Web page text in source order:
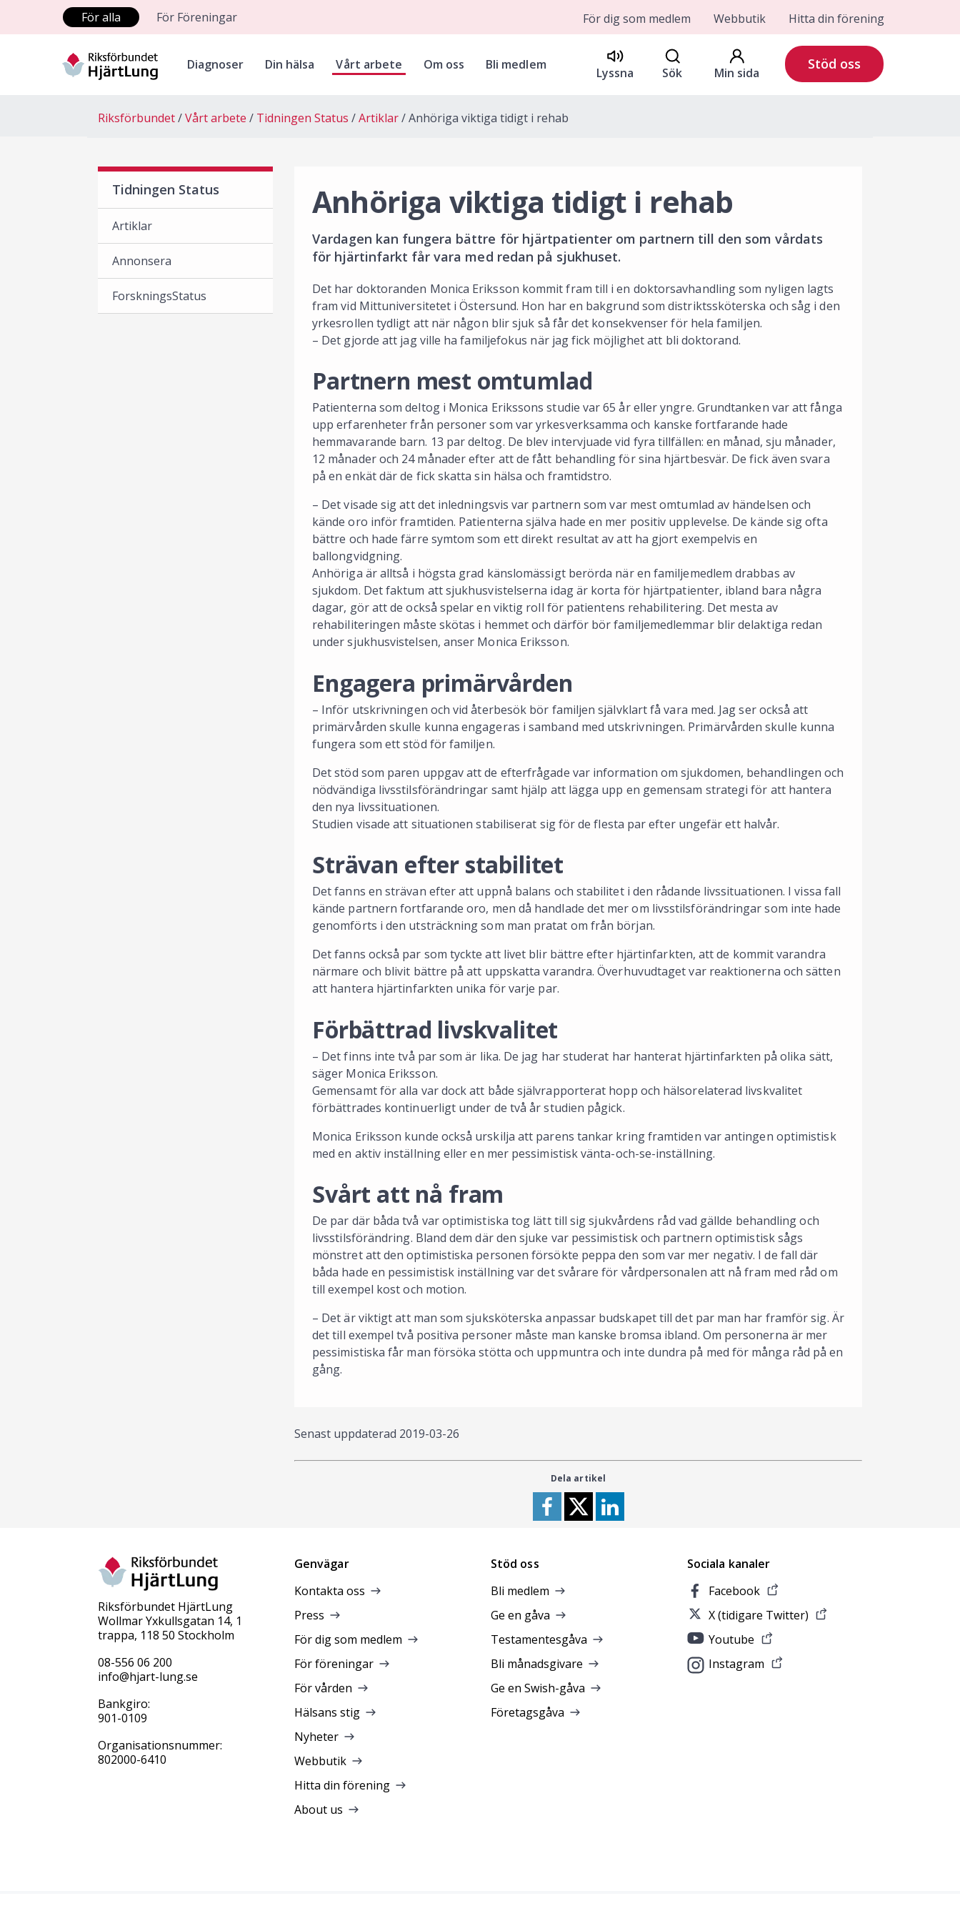
För alla För Föreningar För dig som medlem Webbutik Hitta din förening
Diagnoser Din hälsa Vårt arbete Om oss Bli medlem
Lyssna Sök Min sida
Stöd oss
Riksförbundet Vårt arbete Tidningen Status Artiklar Anhöriga viktiga tidigt i rehab
Tidningen Status
Artiklar
Annonsera
ForskningsStatus
Anhöriga viktiga tidigt i rehab
Vardagen kan fungera bättre för hjärtpatienter om partnern till den som vårdats
för hjärtinfarkt får vara med redan på sjukhuset.
Det har doktoranden Monica Eriksson kommit fram till i en doktorsavhandling som nyligen lagts
fram vid Mittuniversitetet i Östersund. Hon har en bakgrund som distriktssköterska och såg i den
yrkesrollen tydligt att när någon blir sjuk så får det konsekvenser för hela familjen.
– Det gjorde att jag ville ha familjefokus när jag fick möjlighet att bli doktorand.
Partnern mest omtumlad
Patienterna som deltog i Monica Erikssons studie var 65 år eller yngre. Grundtanken var att fånga
upp erfarenheter från personer som var yrkesverksamma och kanske fortfarande hade
hemmavarande barn. 13 par deltog. De blev intervjuade vid fyra tillfällen: en månad, sju månader,
12 månader och 24 månader efter att de fått behandling för sina hjärtbesvär. De fick även svara
på en enkät där de fick skatta sin hälsa och framtidstro.
– Det visade sig att det inledningsvis var partnern som var mest omtumlad av händelsen och
kände oro inför framtiden. Patienterna själva hade en mer positiv upplevelse. De kände sig ofta
bättre och hade färre symtom som ett direkt resultat av att ha gjort exempelvis en
ballongvidgning.
Anhöriga är alltså i högsta grad känslomässigt berörda när en familjemedlem drabbas av
sjukdom. Det faktum att sjukhusvistelserna idag är korta för hjärtpatienter, ibland bara några
dagar, gör att de också spelar en viktig roll för patientens rehabilitering. Det mesta av
rehabiliteringen måste skötas i hemmet och därför bör familjemedlemmar blir delaktiga redan
under sjukhusvistelsen, anser Monica Eriksson.
Engagera primärvården
– Inför utskrivningen och vid återbesök bör familjen självklart få vara med. Jag ser också att
primärvården skulle kunna engageras i samband med utskrivningen. Primärvården skulle kunna
fungera som ett stöd för familjen.
Det stöd som paren uppgav att de efterfrågade var information om sjukdomen, behandlingen och
nödvändiga livsstilsförändringar samt hjälp att lägga upp en gemensam strategi för att hantera
den nya livssituationen.
Studien visade att situationen stabiliserat sig för de flesta par efter ungefär ett halvår.
Strävan efter stabilitet
Det fanns en strävan efter att uppnå balans och stabilitet i den rådande livssituationen. I vissa fall
kände partnern fortfarande oro, men då handlade det mer om livsstilsförändringar som inte hade
genomförts i den utsträckning som man pratat om från början.
Det fanns också par som tyckte att livet blir bättre efter hjärtinfarkten, att de kommit varandra
närmare och blivit bättre på att uppskatta varandra. Överhuvudtaget var reaktionerna och sätten
att hantera hjärtinfarkten unika för varje par.
Förbättrad livskvalitet
– Det finns inte två par som är lika. De jag har studerat har hanterat hjärtinfarkten på olika sätt,
säger Monica Eriksson.
Gemensamt för alla var dock att både självrapporterat hopp och hälsorelaterad livskvalitet
förbättrades kontinuerligt under de två år studien pågick.
Monica Eriksson kunde också urskilja att parens tankar kring framtiden var antingen optimistisk
med en aktiv inställning eller en mer pessimistisk vänta-och-se-inställning.
Svårt att nå fram
De par där båda två var optimistiska tog lätt till sig sjukvårdens råd vad gällde behandling och
livsstilsförändring. Bland dem där den sjuke var pessimistisk och partnern optimistisk sågs
mönstret att den optimistiska personen försökte peppa den som var mer negativ. I de fall där
båda hade en pessimistisk inställning var det svårare för vårdpersonalen att nå fram med råd om
till exempel kost och motion.
– Det är viktigt att man som sjuksköterska anpassar budskapet till det par man har framför sig. Är
det till exempel två positiva personer måste man kanske bromsa ibland. Om personerna är mer
pessimistiska får man försöka stötta och uppmuntra och inte dundra på med för många råd på en
gång.
Senast uppdaterad 2019-03-26
Dela artikel
Riksförbundet HjärtLung
Wollmar Yxkullsgatan 14, 1
trappa, 118 50 Stockholm
08-556 06 200
info@hjart-lung.se
Bankgiro:
901-0109
Organisationsnummer:
802000-6410
Genvägar
Kontakta oss
Press
För dig som medlem
För föreningar
För vården
Hälsans stig
Nyheter
Webbutik
Hitta din förening
About us
Stöd oss
Bli medlem
Ge en gåva
Testamentesgåva
Bli månadsgivare
Ge en Swish-gåva
Företagsgåva
Sociala kanaler
Facebook
X (tidigare Twitter)
Youtube
Instagram